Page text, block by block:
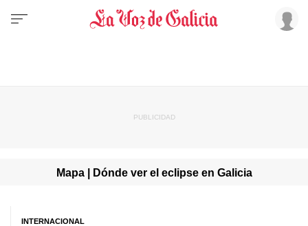
Mapa | Dónde ver el eclipse en Galicia
INTERNACIONAL